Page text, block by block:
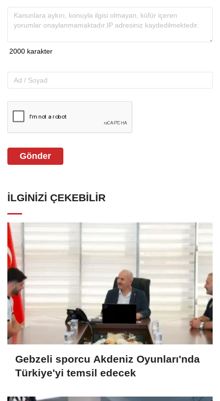
Gönder
İLGINIZI ÇEKEBILIR
Gebzeli sporcu Akdeniz Oyunları'nda
Türkiye'yi temsil edecek